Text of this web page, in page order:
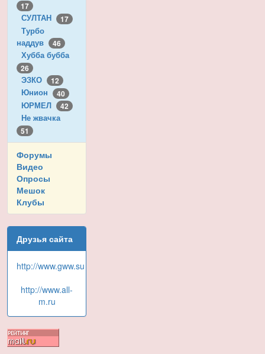
17
СУЛТАН 17
Турбо
наддув
46
Хубба бубба
26
ЭЗКО 12
Юнион 40
ЮРМЕЛ 42
Не жвачка
51
Форумы
Видео
Опросы
Мешок
Клубы
Друзья сайта
http://www.gww.su
http://www.all-
m.ru